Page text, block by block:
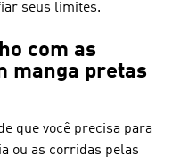
seus limites.
com as
manga pretas
que você precisa para
ou as corridas pelas